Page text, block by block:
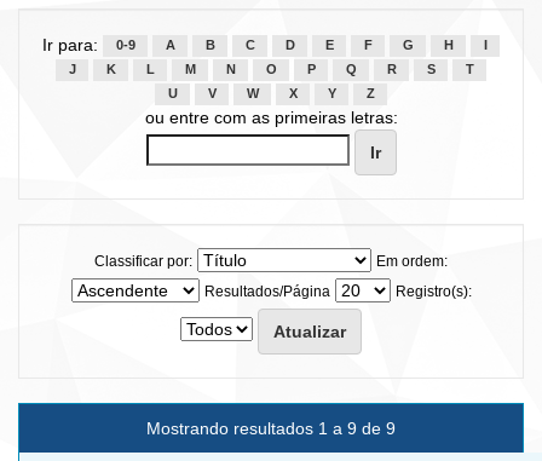
Ir para: 0-9 A B C D E F G H
J
K L M N O P Q R S
T
U
V W X Y Z
ou entre com as primeiras letras:
Classificar por:
Em ordem:
Resultados/Página
Registro(s):
Mostrando resultados 1 a 9 de 9